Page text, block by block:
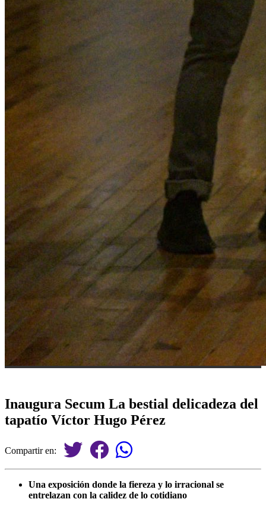
Inaugura Secum La bestial delicadeza del
tapatío Víctor Hugo Pérez
Compartir en:
Una exposición donde la fiereza y lo irracional se
entrelazan con la calidez de lo cotidiano